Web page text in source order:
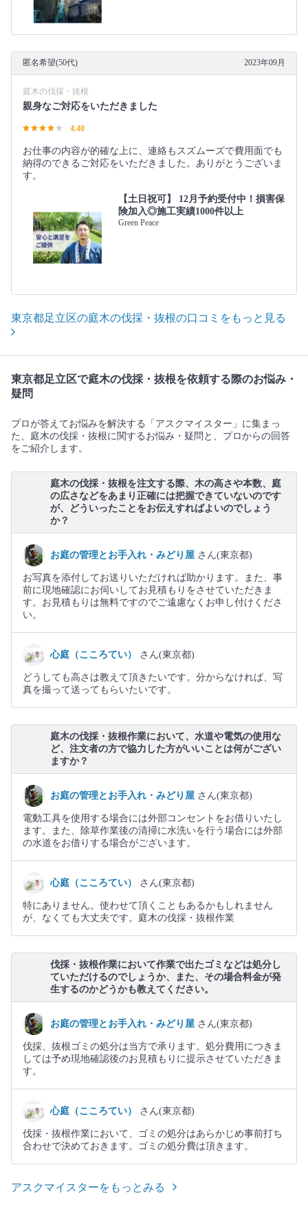
匿名希望(50代) 2023年09月
庭木の伐採・抜根
親身なご対応をいただきました
4.40
お仕事の内容が的確な上に、連絡もスズムーズで費用面でも
納得のできるご対応をいただきました。ありがとうございま
す。
【土日祝可】 12月予約受付中！損害保
険加入◎施工実績1000件以上
Green Peace
東京都足立区の庭木の伐採・抜根の口コミをもっと見る
東京都足立区で庭木の伐採・抜根を依頼する際のお悩み・
疑問
プロが答えてお悩みを解決する「アスクマイスター」に集まっ
た、庭木の伐採・抜根に関するお悩み・疑問と、プロからの回答
をご紹介します。
庭木の伐採・抜根を注文する際、木の高さや本数、庭
の広さなどをあまり正確には把握できていないのです
が、どういったことをお伝えすればよいのでしょう
か？
お庭の管理とお手入れ・みどり屋 さん(東京都)
お写真を添付してお送りいただければ助かります。また、事
前に現地確認にお伺いしてお見積もりをさせていただきま
す。お見積もりは無料ですのでご遠慮なくお申し付けくださ
い。
心庭（こころてい） さん(東京都)
どうしても高さは教えて頂きたいです。分からなければ、写
真を撮って送ってもらいたいです。
庭木の伐採・抜根作業において、水道や電気の使用な
ど、注文者の方で協力した方がいいことは何がござい
ますか？
お庭の管理とお手入れ・みどり屋 さん(東京都)
電動工具を使用する場合には外部コンセントをお借りいたし
ます。また、除草作業後の清掃に水洗いを行う場合には外部
の水道をお借りする場合がございます。
心庭（こころてい） さん(東京都)
特にありません。使わせて頂くこともあるかもしれません
が、なくても大丈夫です。庭木の伐採・抜根作業
伐採・抜根作業において作業で出たゴミなどは処分し
ていただけるのでしょうか、また、その場合料金が発
生するのかどうかも教えてください。
お庭の管理とお手入れ・みどり屋 さん(東京都)
伐採、抜根ゴミの処分は当方で承ります。処分費用につきま
しては予め現地確認後のお見積もりに提示させていただきま
す。
心庭（こころてい） さん(東京都)
伐採・抜根作業において、ゴミの処分はあらかじめ事前打ち
合わせで決めておきます。ゴミの処分費は頂きます。
アスクマイスターをもっとみる